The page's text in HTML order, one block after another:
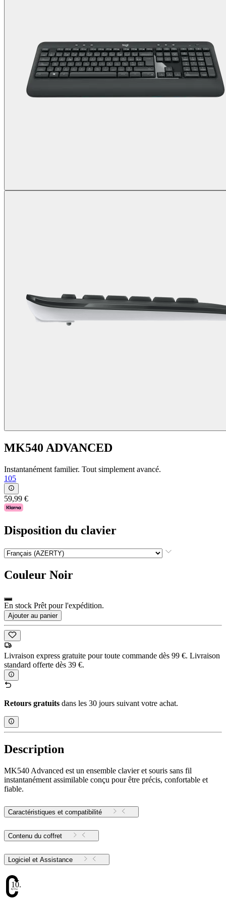
MK540 ADVANCED
Instantanément familier. Tout simplement avancé.
105
59,99 €
Disposition du clavier
Couleur Noir
En stock Prêt pour l'expédition.
Ajouter au panier
Livraison express gratuite pour toute commande dès 99 €. Livraison
standard offerte dès 39 €.
Retours gratuits dans les 30 jours suivant votre achat.
Description
MK540 Advanced est un ensemble clavier et souris sans fil
instantanément assimilable conçu pour être précis, confortable et
fiable.
Caractéristiques et compatibilité
Contenu du coffret
Logiciel et Assistance
10.17